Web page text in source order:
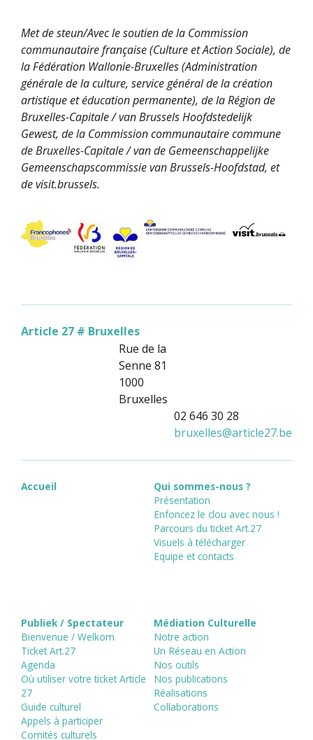
Met de steun/Avec le soutien de la Commission
communautaire française (Culture et Action Sociale), de
la Fédération Wallonie-Bruxelles (Administration
générale de la culture, service général de la création
artistique et éducation permanente), de la Région de
Bruxelles-Capitale / van Brussels Hoofdstedelijk
Gewest, de la Commission communautaire commune
de Bruxelles-Capitale / van de Gemeenschappelijke
Gemeenschapscommissie van Brussels-Hoofdstad, et
de visit.brussels.
Article 27 # Bruxelles
Rue de la
Senne 81
1000
Bruxelles
02 646 30 28
bruxelles@article27.be
Accueil
Qui sommes-nous ?
Présentation
Enfoncez le clou avec nous !
Parcours du ticket Art.27
Visuels à télécharger
Equipe et contacts
Publiek / Spectateur
Bienvenue / Welkom
Ticket Art.27
Agenda
Où utiliser votre ticket Article
27
Guide culturel
Appels à participer
Comités culturels
Médiation Culturelle
Notre action
Un Réseau en Action
Nos outils
Nos publications
Réalisations
Collaborations